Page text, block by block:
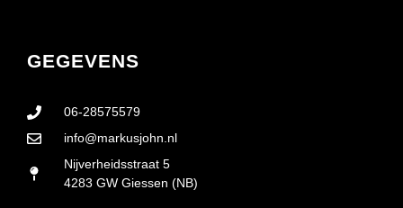
GEGEVENS
06-28575579
info@markusjohn.nl
Nijverheidsstraat 5
4283 GW Giessen (NB)